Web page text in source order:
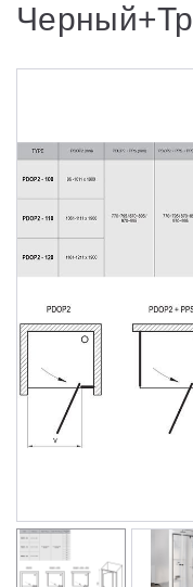
Унитазы и биде
Душевые
Поддоны для
Сиденья OVO
Гидромассаж
Душевые
Средства ухода